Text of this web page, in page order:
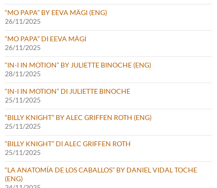
“MO PAPA” BY EEVA MÄGI (ENG)
26/11/2025
“MO PAPA” DI EEVA MÄGI
26/11/2025
“IN-I IN MOTION” BY JULIETTE BINOCHE (ENG)
28/11/2025
“IN-I IN MOTION” DI JULIETTE BINOCHE
25/11/2025
“BILLY KNIGHT” BY ALEC GRIFFEN ROTH (ENG)
25/11/2025
“BILLY KNIGHT” DI ALEC GRIFFEN ROTH
25/11/2025
“LA ANATOMÍA DE LOS CABALLOS” BY DANIEL VIDAL TOCHE
(ENG)